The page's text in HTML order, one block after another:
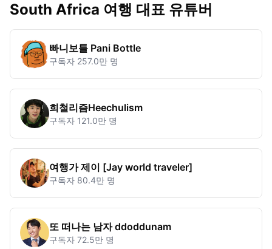
South Africa 여행 대표 유튜버
빠니보틀 Pani Bottle
구독자 257.0만 명
희철리즘Heechulism
구독자 121.0만 명
여행가 제이 [Jay world traveler]
구독자 80.4만 명
또 떠나는 남자 ddoddunam
구독자 72.5만 명